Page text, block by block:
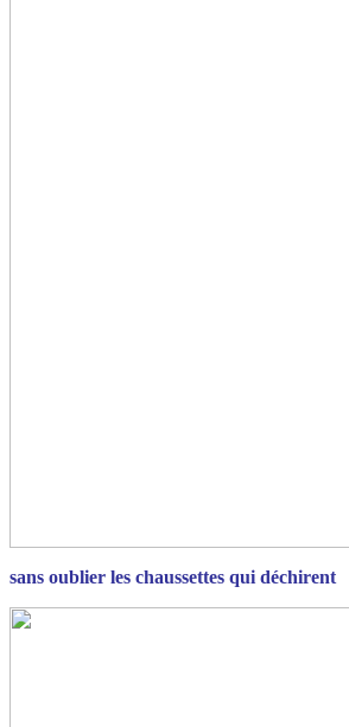
sans oublier les chaussettes qui déchirent